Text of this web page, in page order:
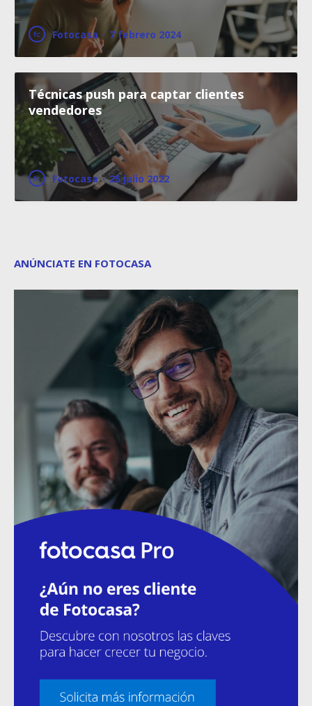
Fotocasa · 7 febrero 2024
Técnicas push para captar clientes
vendedores
Fotocasa · 25 julio 2022
ANÚNCIATE EN FOTOCASA